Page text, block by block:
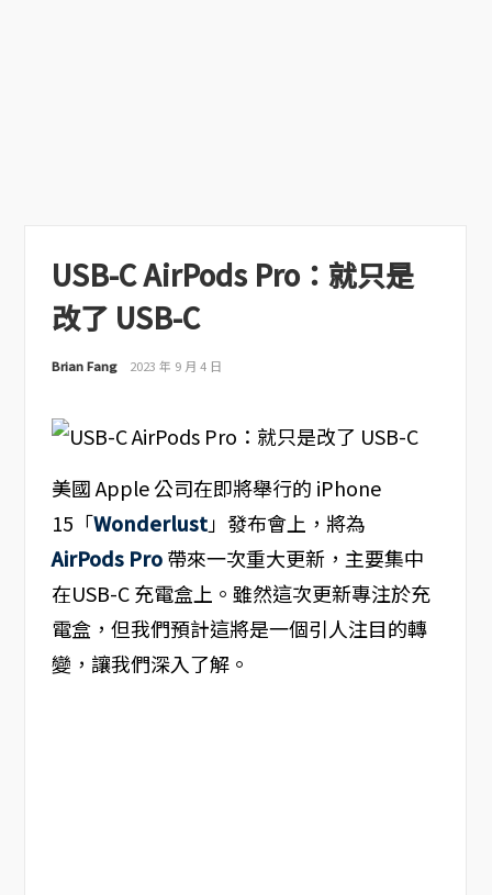
USB-C AirPods Pro：就只是
改了 USB-C
Brian Fang 2023 年 9 月 4 日
美國 Apple 公司在即將舉行的 iPhone
15「Wonderlust」發布會上，將為
AirPods Pro帶來一次重大更新，主要集中
在USB-C 充電盒上。雖然這次更新專注於充
電盒，但我們預計這將是一個引人注目的轉
變，讓我們深入了解。